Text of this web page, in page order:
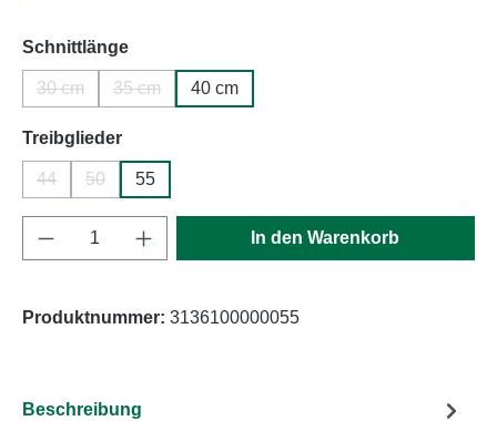
Schnittlängeauswählen
30 cm
(Diese Option ist zurzeit nicht verfügbar.)
35 cm
(Diese Option ist zurzeit nicht verfügbar.)
40 cm
Treibgliederauswählen
44
(Diese Option ist zurzeit nicht verfügbar.)
50
(Diese Option ist zurzeit nicht verfügbar.)
55
Produkt Anzahl: Gib den gewünschten
In den Warenkorb
Produktnummer: 3136100000055
Beschreibung